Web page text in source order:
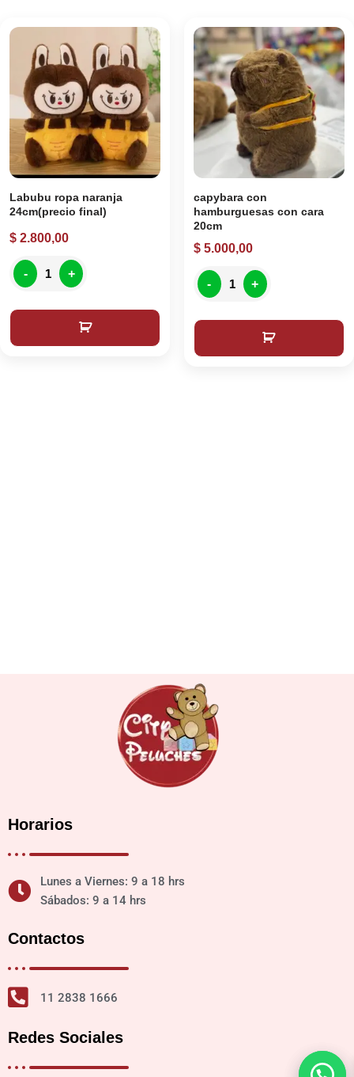
Labubu ropa naranja
24cm(precio final)
$ 2.800,00
- +
capybara con
hamburguesas con cara
20cm
$5.000,00
- +
Horarios
Lunes a Viernes: 9 a 18 hrs
Sábados: 9 a 14 hrs
Contactos
11 2838 1666
Redes Sociales